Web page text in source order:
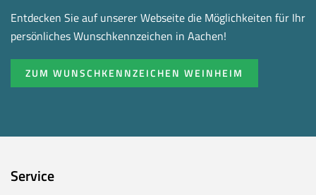
Entdecken Sie auf unserer Webseite die Möglichkeiten für Ihr
persönliches Wunschkennzeichen in Aachen!
ZUM WUNSCHKENNZEICHEN WEINHEIM
Service